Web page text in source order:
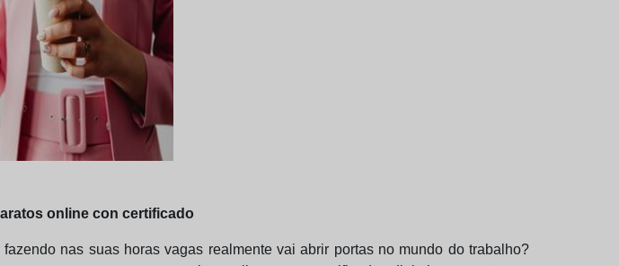
online con certificado
nas suas horas vagas realmente vai abrir portas no mundo do trabalho?